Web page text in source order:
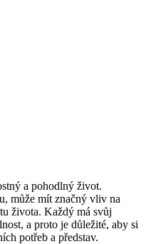
a pohodlný život.
může mít značný vliv na
života. Každý má svůj
a proto je důležité, aby si
potřeb a představ.